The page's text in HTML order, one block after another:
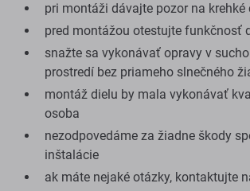
pri montáži dávajte pozor na
pred montážou otestujte funkčnosť
snažte sa vykonávať opravy v
prostredí bez priameho slnečného
montáž dielu by mala vykonávať
osoba
nezodpovedáme za žiadne škody
inštalácie
ak máte nejaké otázky, kontaktujte